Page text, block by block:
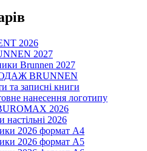
2026
2027
Brunnen 2027
BRUNNEN
та записні книги
нанесення логотипу
2026
настільні 2026
2026 формат А4
2026 формат А5